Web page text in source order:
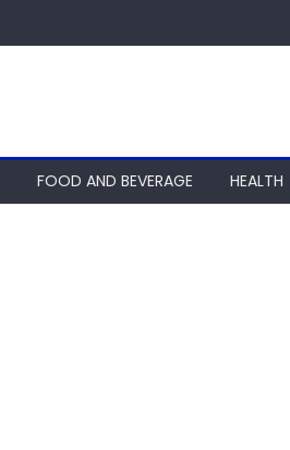
FOOD AND BEVERAGE HEALTH